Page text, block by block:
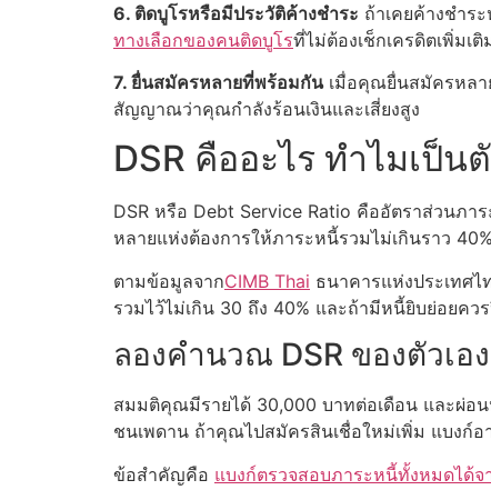
6. ติดบูโรหรือมีประวัติค้างชำระ ถ้าเคยค้างชำร
ทางเลือกของคนติดบูโรที่ไม่ต้องเช็กเครดิตเพิ่มเติ
7. ยื่นสมัครหลายที่พร้อมกันเมื่อคุณยื่นสมัครหลา
สัญญาณว่าคุณกำลังร้อนเงินและเสี่ยงสูง
DSR คืออะไร ทำไมเป็
DSR หรือ Debt Service Ratio คืออัตราส่วนภ
หลายแห่งต้องการให้ภาระหนี้รวมไม่เกินราว
ตามข้อมูลจากCIMB Thai ธนาคารแห่งประเทศ
รวมไว้ไม่เกิน 30 ถึง 40% และถ้ามีหนี้ยิบย่อยคว
ลองคำนวณ DSR ของตัวเอง
สมมติคุณมีรายได้ 30,000 บาทต่อเดือน และผ่อ
ชนเพดาน ถ้าคุณไปสมัครสินเชื่อใหม่เพิ่ม แบงก์
ข้อสำคัญคือ แบงก์ตรวจสอบภาระหนี้ทั้งหมดได้จ